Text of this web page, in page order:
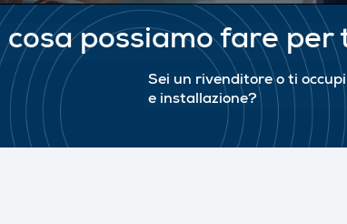
cosa possiamo fare per
Sei un rivenditore o ti
e installazione?